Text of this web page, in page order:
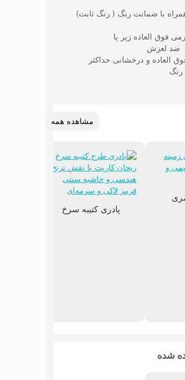
با ضمانت رنگ ( رنگ ثابت)
فوق العاده زیر پا
ضد لعزش
العاده و درخشانی حداکثر
رنگ
مشاهده همه
پادری کتیبه سرخ
شده